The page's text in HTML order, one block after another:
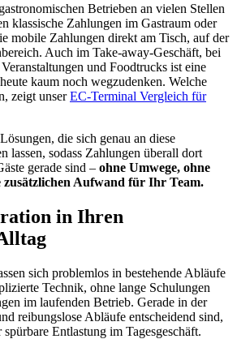
Betrieben an vielen Stellen
klassische Zahlungen im Gastraum oder
mobile Zahlungen direkt am Tisch, auf der
Auch im Take-away-Geschäft, bei
und Foodtrucks ist eine
kaum noch wegzudenken. Welche
zeigt unserEC-Terminal Vergleich für
die sich genau an diese
lassen, sodass Zahlungen überall dort
gerade sind – ohne Umwege, ohne
zusätzlichen Aufwand für Ihr Team.
in Ihren
sich problemlos in bestehende Abläufe
Technik, ohne lange Schulungen
im laufenden Betrieb. Gerade in der
reibungslose Abläufe entscheidend sind,
Entlastung im Tagesgeschäft.